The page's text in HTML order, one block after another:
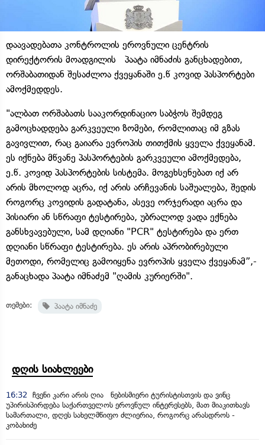
დაავადებათა კონტროლის ეროვნული ცენტრის
დირექტორის მოადგილის პაატა იმნაძის განცხადებით,
ორშაბათიდან შესაძლოა ქვეყანაში ე.წ კოვიდ პასპორტები
ამოქმედდეს.
"ალბათ ორშაბათს სააკორდინაციო საბჭოს შემდეგ
გამოცხადდება გარკვეული ზომები, რომლითაც იმ გზას
გავივლით, რაც გაიარა ევროპის თითქმის ყველა ქვეყანამ.
ეს იქნება მწვანე პასპორტების გარკვეული ამოქმედება,
ე.წ. კოვიდ პასპორტების სისტემა. მოგეხსენებათ იქ არ
არის მხოლოდ აცრა, იქ არის არჩევანის საშუალება, შედის
როგორც კოვიდის გადატანა, ასევე ორჯერადი აცრა და
პისიარი ან სწრაფი ტესტირება, უბრალოდ ვადა ექნება
განსხვავებული, სამ დღიანი "PCR" ტესტირება და ერთ
დღიანი სწრაფი ტესტირება. ეს არის აპრობირებული
მეთოდი, რომელიც გამოიყენა ევროპის ყველა ქვეყანამ”,-
განაცხადა პაატა იმნაძემ "ღამის კურიერში".
თემები: პაატა იმნაძე
დღის სიახლეები
16:32
ჩვენი კარი არის ღია ნებისმიერი ტურისტისთვის და ვინც
უპირისპირდება საქართველოს ეროვნულ ინტერესებს, მათ მიაკითხავს
სამართალი, დღეს სახელმწიფო ძლიერია, როგორც არასდროს -
კობახიძე